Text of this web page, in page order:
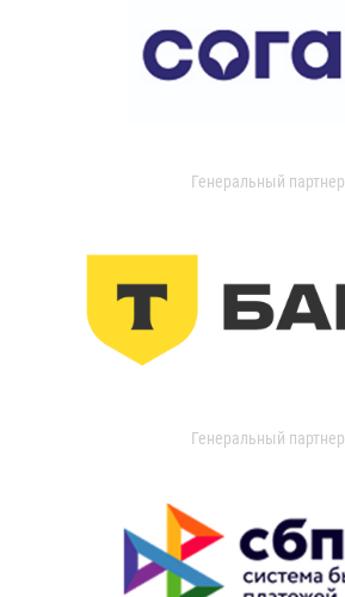
Генеральный партнер
Генеральный партнер